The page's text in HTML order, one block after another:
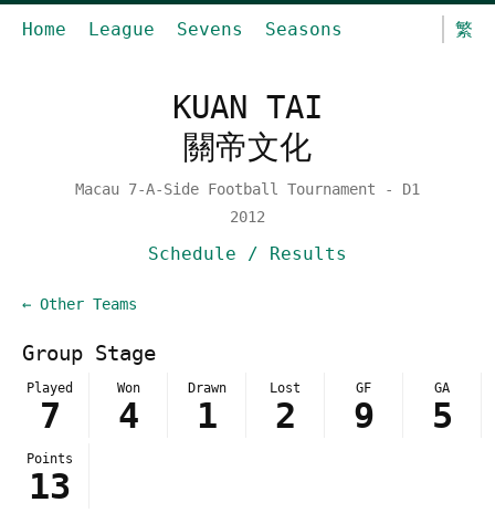
Home League Sevens Seasons 繁
KUAN TAI
關帝文化
Macau 7-A-Side Football Tournament - D1
2012
Schedule / Results
← Other Teams
Group Stage
Played
7
Won
4
Drawn
1
Lost
2
GF
9
GA
5
Points
13